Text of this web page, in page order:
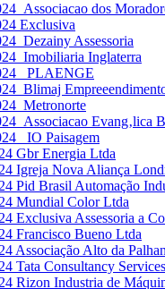
dos
Exclusiva
Assessoria
Inglaterra
PLAENGE
Evang‚lica
IO Paisagem
Gbr Energia Ltda
Igreja Nova Aliança
Pid Brasil Automação
Mundial Color Ltda
Exclusiva Assessoria a
Francisco Bueno Ltda
Associação Alto da
Tata Consultancy
Rizon Industria de